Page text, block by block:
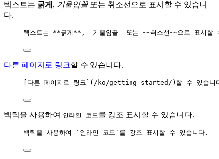
텍스트는 굵게 , 기울임꼴또는 취소선으로 표시할 수 있습니
다.
텍스트는 **굵게 ** , 기울임꼴 또는 ~~취소선~~으로 표시할
다른 페이지로 링크할 수 있습니다.
다른 페이지로 링크 ( /ko/getting-started/ ) 할 수 있습니
백틱을 사용하여 인라인 코드를 강조 표시할 수 있습니다.
백틱을 사용하여 `인라인 코드` 를 강조 표시할 수 있습니다.